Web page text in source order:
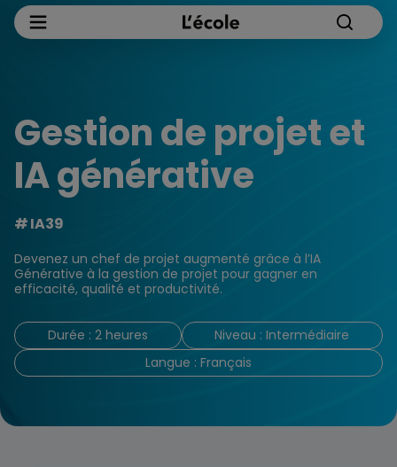
Gestion de projet et
IA générative
IA39
Devenez un chef de projet augmenté grâce à l’IA
Générative à la gestion de projet pour gagner en
efficacité, qualité et productivité.
Durée : 2 heures
Niveau : Intermédiaire
Langue : Français